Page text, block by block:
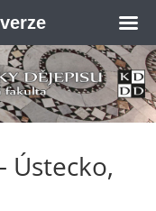
Ústecko,